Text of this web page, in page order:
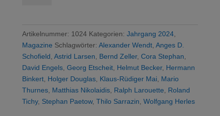
das?
Artikelnummer: 1024 Kategorien: Jahrgang 2024,
Magazine Schlagwörter: Alexander Wendt, Anges D.
Schofield, Astrid Larsen, Bernd Zeller, Cora Stephan,
David Engels, Georg Etscheit, Helmut Becker, Hermann
Binkert, Holger Douglas, Klaus-Rüdiger Mai, Mario
Thurnes, Matthias Nikolaidis, Ralph Larouette, Roland
Tichy, Stephan Paetow, Thilo Sarrazin, Wolfgang Herles